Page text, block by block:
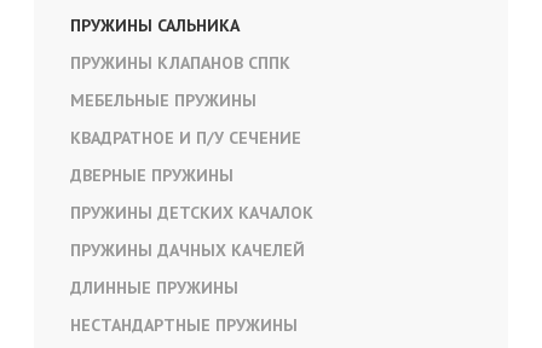
ПРУЖИНЫ САЛЬНИКА
ПРУЖИНЫ КЛАПАНОВ СППК
МЕБЕЛЬНЫЕ ПРУЖИНЫ
КВАДРАТНОЕ И П/У СЕЧЕНИЕ
ДВЕРНЫЕ ПРУЖИНЫ
ПРУЖИНЫ ДЕТСКИХ КАЧАЛОК
ПРУЖИНЫ ДАЧНЫХ КАЧЕЛЕЙ
ДЛИННЫЕ ПРУЖИНЫ
НЕСТАНДАРТНЫЕ ПРУЖИНЫ